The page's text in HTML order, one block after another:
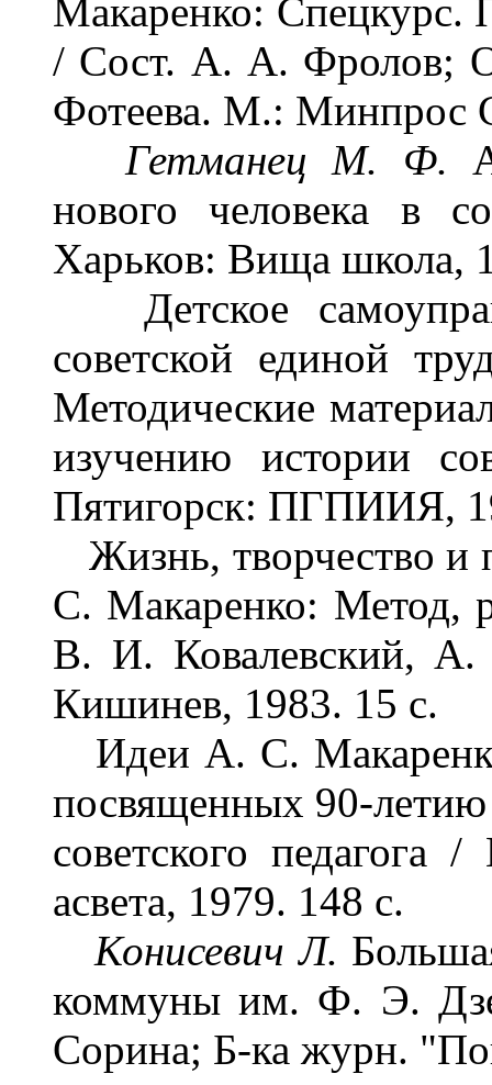
Макаренко: Спецкурс.
/ Сост. А. А. Фролов;
Фотеева. М.: Минпрос
Гетманец М. Ф.
нового человека в
Харьков: Вища школа,
Детское
советской единой
Методические
изучению истории
Пятигорск: ПГПИИЯ,
Жизнь, творчество и
С. Макаренко: Метод,
В. И. Ковалевский,
Кишинев, 1983. 15 с.
Идеи А. С.
посвященных 90-
советского
асвета, 1979. 148 с.
Конисевич Л.
коммуны им. Ф. Э.
Сорина; Б-ка журн.